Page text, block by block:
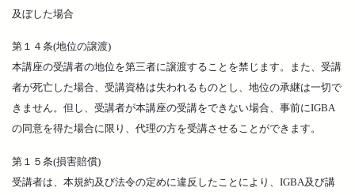
及ぼした場合
第１４条(地位の譲渡)
本講座の受講者の地位を第三者に譲渡することを禁じます。また、受講
者が死亡した場合、受講資格は失われるものとし、地位の承継は一切で
きません。但し、受講者が本講座の受講をできない場合、事前にIGBA
の同意を得た場合に限り、代理の方を受講させることができます。
第１５条(損害賠償)
受講者は、本規約及び法令の定めに違反したことにより、IGBA及び講